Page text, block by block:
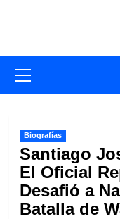
primario
Biografías
Santiago
El Oficial
Desafió a
Batalla de